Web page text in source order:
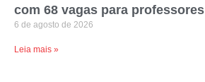
com 68 vagas para professores
6 de agosto de 2026
Leia mais »